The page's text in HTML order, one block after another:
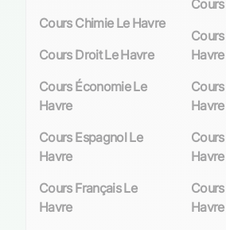
programmes scolaires havrais.
année, marquant l’entrée dans un
d’apprentissage, les élèves
approfondie de cette science. Ils
confrontés à une diversité accrue
d’apprentissages et à
méthodes pédagogiques
(EPI). Ces derniers favorisent une
compréhension holistique des
Cours Chimie Le Havre
Cours Droit Le Havre
Cours Économie Le
Havre
Cours Espagnol Le
Havre
Cours Français Le
Havre
Havre
Havre
Havre
Havre